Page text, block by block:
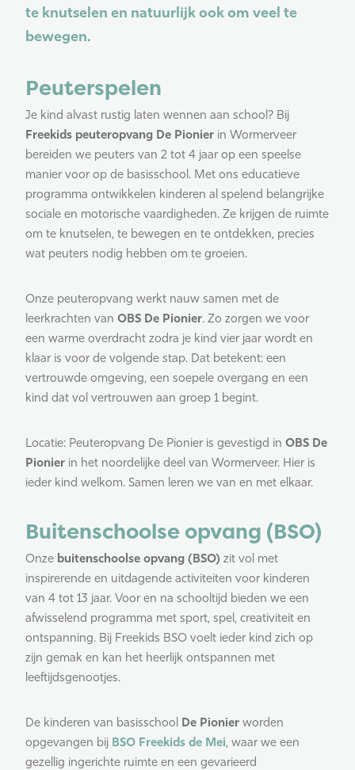
te knutselen en natuurlijk ook om veel te
bewegen.
Peuterspelen
Je kind alvast rustig laten wennen aan school? Bij
Freekids peuteropvang De Pionier in Wormerveer
bereiden we peuters van 2 tot 4 jaar op een speelse
manier voor op de basisschool. Met ons educatieve
programma ontwikkelen kinderen al spelend belangrijke
sociale en motorische vaardigheden. Ze krijgen de ruimte
om te knutselen, te bewegen en te ontdekken, precies
wat peuters nodig hebben om te groeien.
Onze peuteropvang werkt nauw samen met de
leerkrachten van OBS De Pionier. Zo zorgen we voor
een warme overdracht zodra je kind vier jaar wordt en
klaar is voor de volgende stap. Dat betekent: een
vertrouwde omgeving, een soepele overgang en een
kind dat vol vertrouwen aan groep 1 begint.
Locatie: Peuteropvang De Pionier is gevestigd in OBS De
Pionier in het noordelijke deel van Wormerveer. Hier is
ieder kind welkom. Samen leren we van en met elkaar.
Buitenschoolse opvang (BSO)
Onze buitenschoolse opvang (BSO) zit vol met
inspirerende en uitdagende activiteiten voor kinderen
van 4 tot 13 jaar. Voor en na schooltijd bieden we een
afwisselend programma met sport, spel, creativiteit en
ontspanning. Bij Freekids BSO voelt ieder kind zich op
zijn gemak en kan het heerlijk ontspannen met
leeftijdsgenootjes.
De kinderen van basisschool De Pionier worden
opgevangen bij BSO Freekids de Mei, waar we een
gezellig ingerichte ruimte en een gevarieerd